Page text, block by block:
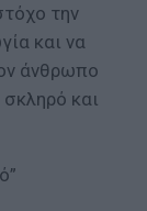
την
και να
άνθρωπο
και